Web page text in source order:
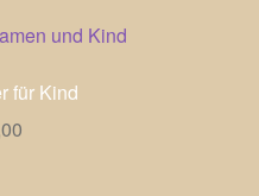
für Kind